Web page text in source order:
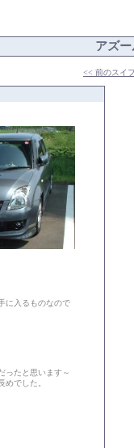
アズー
<< 前のスイ
に入るものなので
ったと思います～
でした。